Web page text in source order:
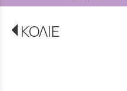
ΚΟΛΙΕ